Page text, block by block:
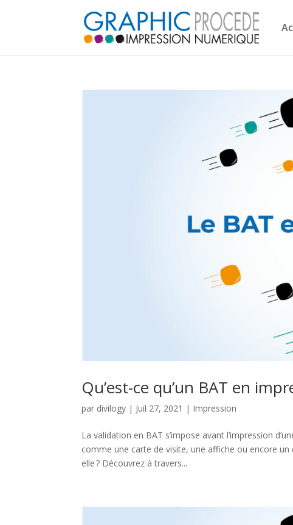
Qu’est-ce qu’un BAT en
par divilogy | Juil 27, 2021 | Impression
La validation en BAT s’impose avant l’impression
comme une carte de visite, une affiche ou encore un
elle ? Découvrez à travers...